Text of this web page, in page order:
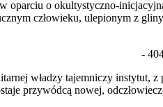
oparciu o okultystyczno-
człowieku, ulepionym z
-
władzy tajemniczy instytut,
przywódcą nowej,